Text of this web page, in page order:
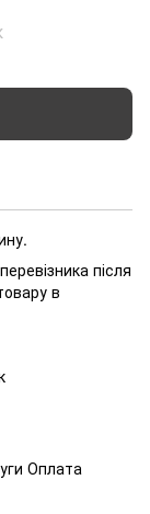
після
в
Оплата